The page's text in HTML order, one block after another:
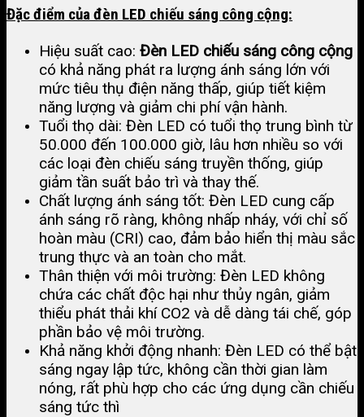
Đặc điểm của đèn LED chiếu sáng công cộng:
Hiệu suất cao: Đèn LED chiếu sáng công cộng
có khả năng phát ra lượng ánh sáng lớn với
mức tiêu thụ điện năng thấp, giúp tiết kiệm
năng lượng và giảm chi phí vận hành.
Tuổi thọ dài: Đèn LED có tuổi thọ trung bình từ
50.000 đến 100.000 giờ, lâu hơn nhiều so với
các loại đèn chiếu sáng truyền thống, giúp
giảm tần suất bảo trì và thay thế.
Chất lượng ánh sáng tốt: Đèn LED cung cấp
ánh sáng rõ ràng, không nhấp nháy, với chỉ số
hoàn màu (CRI) cao, đảm bảo hiển thị màu sắc
trung thực và an toàn cho mắt.
Thân thiện với môi trường: Đèn LED không
chứa các chất độc hại như thủy ngân, giảm
thiểu phát thải khí CO2 và dễ dàng tái chế, góp
phần bảo vệ môi trường.
Khả năng khởi động nhanh: Đèn LED có thể bật
sáng ngay lập tức, không cần thời gian làm
nóng, rất phù hợp cho các ứng dụng cần chiếu
sáng tức thì